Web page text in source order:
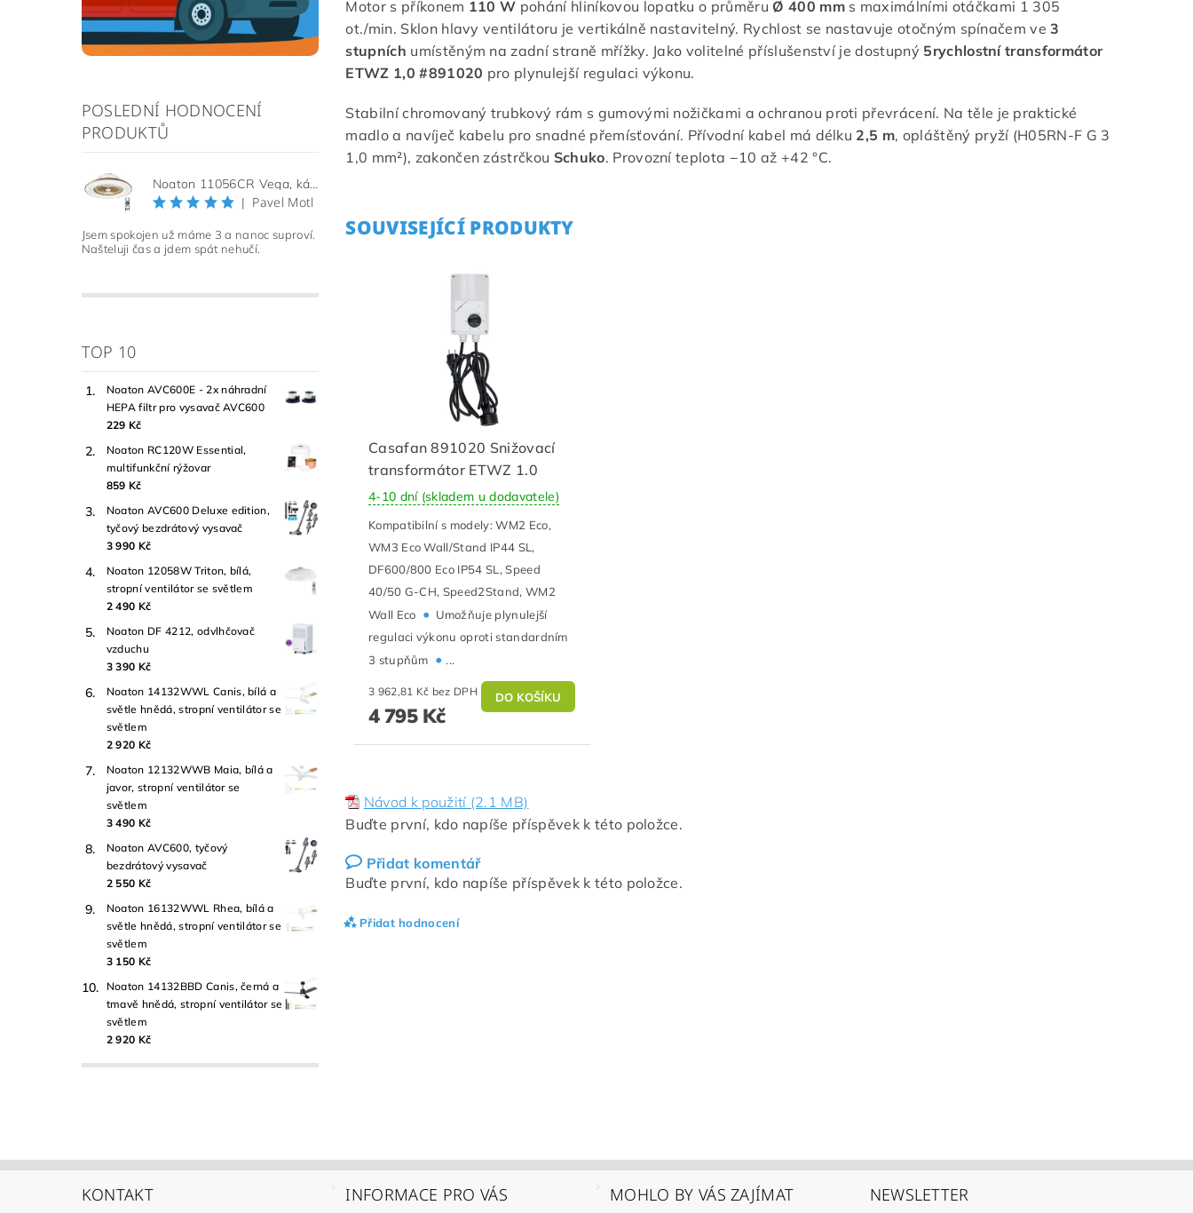
POSLEDNÍ HODNOCENÍ
PRODUKTŮ
Noaton 11056CR Vega, kávová, stropní ventilátor se světlem
| Pavel Motl
Jsem spokojen už máme 3 a nanoc suproví.
Našteluji čas a jdem spát nehučí.
TOP 10
Noaton AVC600E - 2x náhradní
HEPA filtr pro vysavač AVC600
229 Kč
Noaton RC120W Essential,
multifunkční rýžovar
859 Kč
Noaton AVC600 Deluxe edition,
tyčový bezdrátový vysavač
3 990 Kč
Noaton 12058W Triton, bílá,
stropní ventilátor se světlem
2 490 Kč
Noaton DF 4212, odvlhčovač
vzduchu
3 390 Kč
Noaton 14132WWL Canis, bílá a
světle hnědá, stropní ventilátor se
světlem
2 920 Kč
Noaton 12132WWB Maia, bílá a
javor, stropní ventilátor se
světlem
3 490 Kč
Noaton AVC600, tyčový
bezdrátový vysavač
2 550 Kč
Noaton 16132WWL Rhea, bílá a
světle hnědá, stropní ventilátor se
světlem
3 150 Kč
Noaton 14132BBD Canis, černá a
tmavě hnědá, stropní ventilátor se
světlem
2 920 Kč
Motor s příkonem 110 W pohání hliníkovou lopatku o průměru Ø 400 mms maximálními otáčkami 1 305
ot./min. Sklon hlavy ventilátoru je vertikálně nastavitelný. Rychlost se nastavuje otočným spínačem ve3
stupních umístěným na zadní straně mřížky. Jako volitelné příslušenství je dostupný 5rychlostní transformátor
ETWZ 1,0 #891020 pro plynulejší regulaci výkonu.
Stabilní chromovaný trubkový rám s gumovými nožičkami a ochranou proti převrácení. Na těle je praktické
madlo a navíječ kabelu pro snadné přemísťování. Přívodní kabel má délku 2,5 m, opláštěný pryží (H05RN-F G 3
1,0 mm²), zakončen zástrčkou Schuko. Provozní teplota −10 až +42 °C.
SOUVISEJÍCÍ PRODUKTY
Casafan 891020 Snižovací
transformátor ETWZ 1.0
4-10 dní (skladem u dodavatele)
Kompatibilní s modely: WM2 Eco,
WM3 Eco Wall/Stand IP44 SL,
DF600/800 Eco IP54 SL, Speed
40/50 G-CH, Speed2Stand, WM2
Wall Eco • Umožňuje plynulejší
regulaci výkonu oproti standardním
3 stupňům • ...
3 962,81 Kč bez DPH
4 795 Kč
Návod k použití (2.1 MB)
Buďte první, kdo napíše příspěvek k této položce.
Přidat komentář
Buďte první, kdo napíše příspěvek k této položce.
Přidat hodnocení
KONTAKT INFORMACE PRO VÁS MOHLO BY VÁS ZAJÍMAT NEWSLETTER